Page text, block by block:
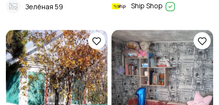
Зелёная 59 Ship Shop